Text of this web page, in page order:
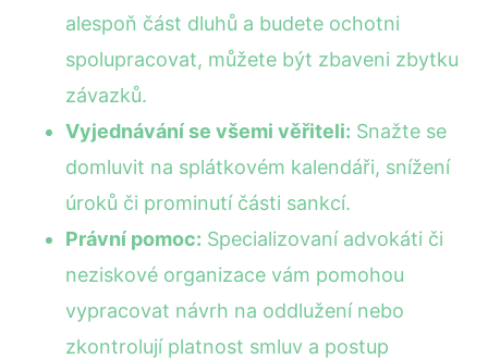
alespoň část dluhů a budete ochotni
spolupracovat, můžete být zbaveni zbytku
závazků.
Vyjednávání se všemi věřiteli: Snažte se
domluvit na splátkovém kalendáři, snížení
úroků či prominutí části sankcí.
Právní pomoc: Specializovaní advokáti či
neziskové organizace vám pomohou
vypracovat návrh na oddlužení nebo
zkontrolují platnost smluv a postup